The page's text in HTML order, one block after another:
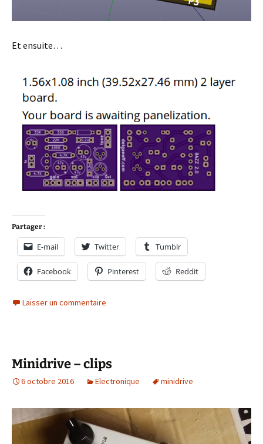
Et ensuite…
Partager :
E-mail Twitter Tumblr
Facebook Pinterest Reddit
Laisser un commentaire
Minidrive – clips
6 octobre 2016 Electronique minidrive